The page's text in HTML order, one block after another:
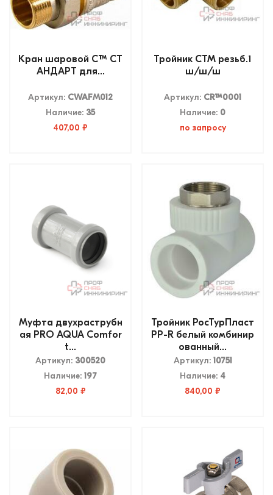
Кран шаровой CTM СТ
АНДАРТ для...
Артикул: CWAFM012
Наличие: 35
407,00 ₽
Тройник СТМ резьб.1
ш/ш/ш
Артикул: CRTM0001
Наличие: 0
по запросу
Муфта двухраструбн
ая PRO AQUA Comfor
t...
Артикул: 300520
Наличие: 197
82,00 ₽
Тройник РосТурПласт
PP-R белый комбинир
ованный...
Артикул: 10751
Наличие: 4
840,00 ₽